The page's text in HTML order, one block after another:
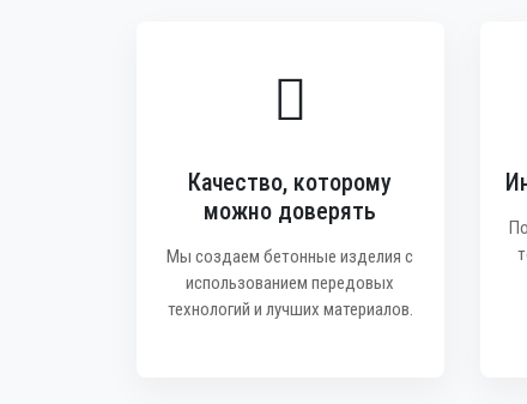
Качество, которому
можно доверять
Мы создаем бетонные изделия с
использованием передовых
технологий и лучших материалов.